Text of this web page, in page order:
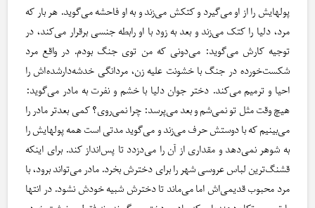
پولهایش را از او می‌گیرد و کتکش می‌زند و به او فاحشه می‌گوید. هر بار که
مرد، دلیا را کتک می‌زند و بعد به زود با او رابطه جنسی برقرار می‌کند، در
توجیه کارش می‌گوید: می‌دونی که من توی جنگ بودم. در واقع مرد
شکست‌خورده در جنگ با خشونت علیه زن، مردانگی‌ خدشه‌دارشده‌اش را
احیا و ترمیم می‌کند. دختر جوان دلیا با خشم و نفرت به مادر می‌گوید:
هیچ وقت مثل تو نمی‌شم و بعد می‌پرسد: چرا نمی‌روی؟ کمی بعدتر مادر را
می‌بینیم که با دوستش حرف می‌زند و می‌گوید مدتی است همه پولهایش را
به شوهر نمی‌دهد و مقداری از آن را می‌دزدد تا پس‌انداز کند. برای اینکه
قشنگ‌ترین لباس عروسی شهر را برای دخترش بخرد. مادر می‌تواند برود، با
مرد محبوب قدیمی‌اش اما می‌ماند تا دخترش شبیه خودش نشود. در انتها